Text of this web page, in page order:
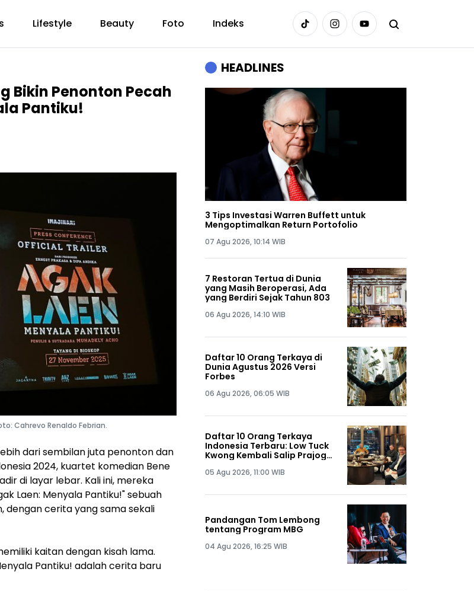
Lifestyle Beauty Foto Indeks
Bikin Penonton Pecah
Pantiku!
Cahrevo Renaldo Febrian.
dari sembilan juta penonton dan
2024, kuartet komedian Bene
di layar lebar. Kali ini, mereka
Laen: Menyala Pantiku!" sebuah
dengan cerita yang sama sekali
kaitan dengan kisah lama.
Pantiku! adalah cerita baru
HEADLINES
3 Tips Investasi Warren Buffett untuk
Mengoptimalkan Return Portofolio
07 Agu 2026, 10:14 WIB
7 Restoran Tertua di Dunia
yang Masih Beroperasi, Ada
yang Berdiri Sejak Tahun 803
06 Agu 2026, 14:10 WIB
Daftar 10 Orang Terkaya di
Dunia Agustus 2026 Versi
Forbes
06 Agu 2026, 06:05 WIB
Daftar 10 Orang Terkaya
Indonesia Terbaru: Low Tuck
Kwong Kembali Salip Prajogo
05 Agu 2026, 11:00 WIB
Pandangan Tom Lembong
tentang Program MBG
04 Agu 2026, 16:25 WIB